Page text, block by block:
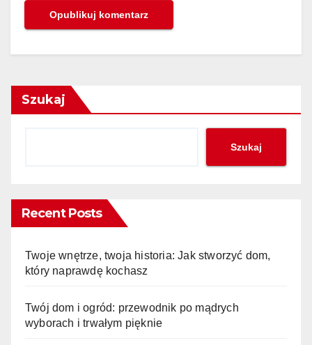
Szukaj
Szukaj
Recent Posts
Twoje wnętrze, twoja historia: Jak stworzyć dom,
który naprawdę kochasz
Twój dom i ogród: przewodnik po mądrych
wyborach i trwałym pięknie